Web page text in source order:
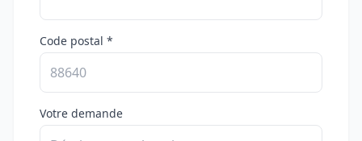
Code postal *
Votre demande